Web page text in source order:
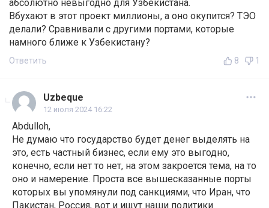
абсолютно невыгодно для Узбекистана.
Вбухают в этот проект миллионы, а оно окупится? ТЭО
делали? Сравнивали с другими портами, которые
намного ближе к Узбекистану?
Ответить 8 1
Uzbeque
12 июля 2024 16:22
Abdulloh,
Не думаю что государство будет денег выделять на
это, есть частный бизнес, если ему это выгодно,
конечно, если нет то нет, на этом закроется тема, на то
оно и намерение. Проста все вышесказанные порты
которых вы упомянули под санкциями, что Иран, что
Пакистан, Россия, вот и ищут наши политики